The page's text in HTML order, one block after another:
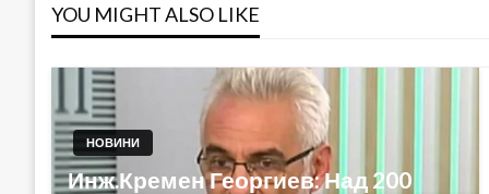
YOU MIGHT ALSO LIKE
НОВИНИ
Инж.Кремен Георгиев: Над 200